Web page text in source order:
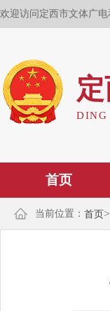
欢迎访问定西市文体广
首页
当前位置： 首页>